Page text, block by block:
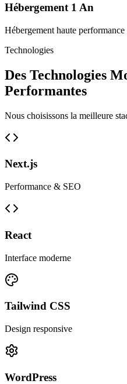
Hébergement 1 An
Hébergement haute
Technologies
Des Technologies
Performantes
Nous choisissons la meilleure
Next.js
Performance & SEO
React
Interface moderne
Tailwind CSS
Design responsive
WordPress